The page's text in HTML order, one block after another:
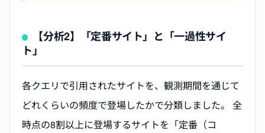
【分析2】「定番サイト」と「一過性サイ
ト」
各クエリで引用されたサイトを、観測期間を通じて
どれくらいの頻度で登場したかで分類しました。 全
時点の8割以上に登場するサイトを「定番（コ